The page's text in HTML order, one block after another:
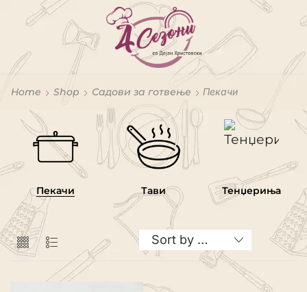
Home Shop Садови за готвење Пекачи
Пекачи Тави Тенџериња